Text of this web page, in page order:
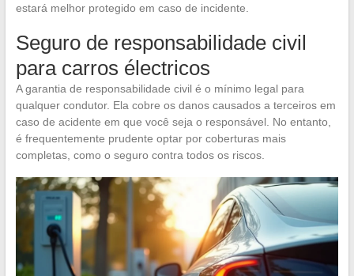
estará melhor protegido em caso de incidente.
Seguro de responsabilidade civil
para carros électricos
A garantia de responsabilidade civil é o mínimo legal para
qualquer condutor. Ela cobre os danos causados a terceiros em
caso de acidente em que você seja o responsável. No entanto,
é frequentemente prudente optar por coberturas mais
completas, como o seguro contra todos os riscos.